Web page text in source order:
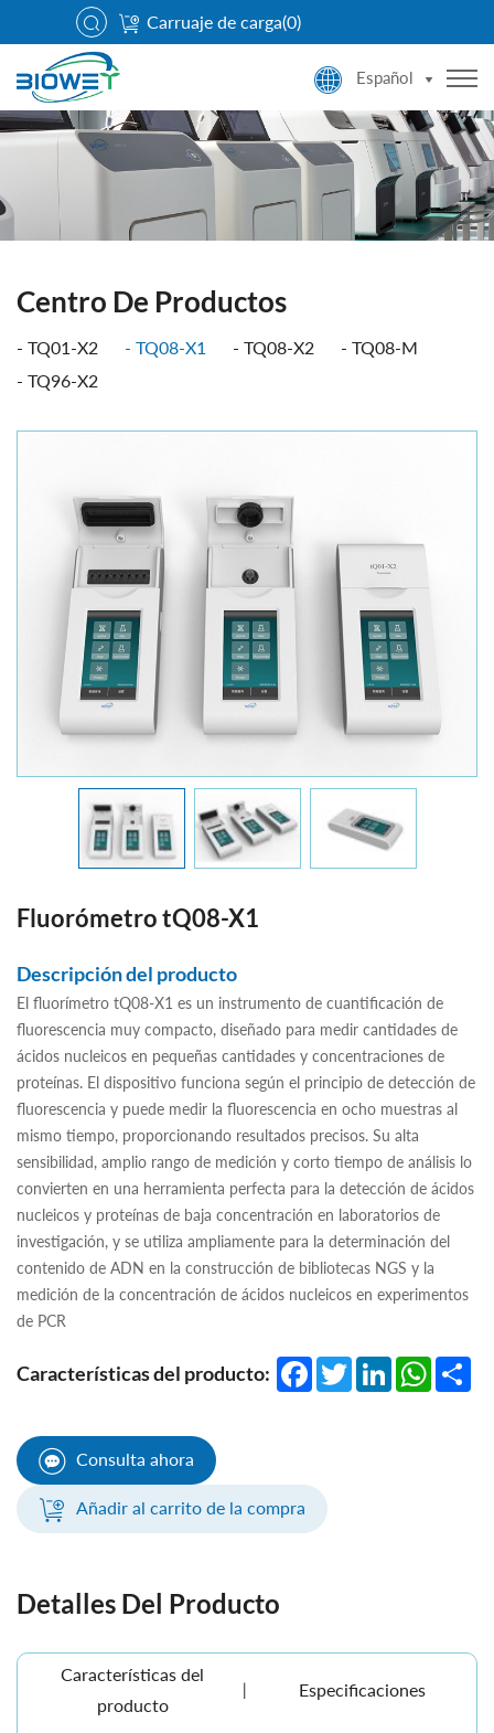
Carruaje de carga(0)
Español
Centro De Productos
TQ01-X2 TQ08-X1 TQ08-X2
TQ08-M
TQ96-X2
Fluorómetro tQ08-X1
Descripción del producto
El fluorímetro tQ08-X1 es un instrumento de cuantificación de
fluorescencia muy compacto, diseñado para medir cantidades de
ácidos nucleicos en pequeñas cantidades y concentraciones de
proteínas. El dispositivo funciona según el principio de detección de
fluorescencia y puede medir la fluorescencia en ocho muestras al
mismo tiempo, proporcionando resultados precisos. Su alta
sensibilidad, amplio rango de medición y corto tiempo de análisis lo
convierten en una herramienta perfecta para la detección de ácidos
nucleicos y proteínas de baja concentración en laboratorios de
investigación, y se utiliza ampliamente para la determinación del
contenido de ADN en la construcción de bibliotecas NGS y la
medición de la concentración de ácidos nucleicos en experimentos
de PCR
Características del producto: FacebookTwitterLinkedIn
Consulta ahora
Añadir al carrito de la compra
Detalles Del Producto
Características del
producto
Especificaciones